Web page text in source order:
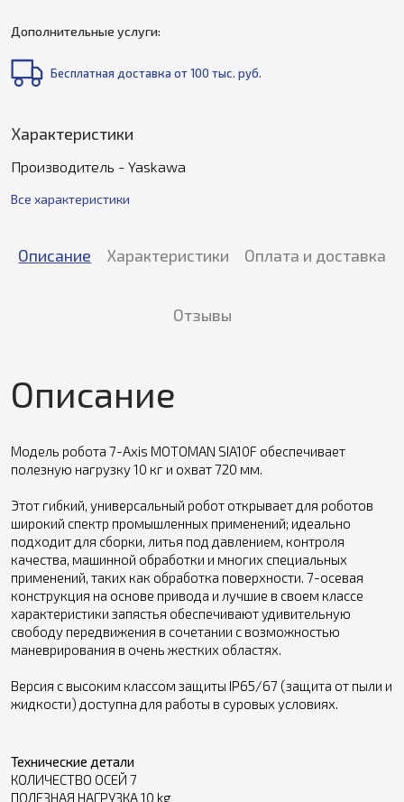
Дополнительные услуги:
Бесплатная доставка от 100 тыс. руб.
Характеристики
Производитель - Yaskawa
Все характеристики
Описание Характеристики Оплата и доставка
Отзывы
Описание
Модель робота 7-Axis MOTOMAN SIA10F обеспечивает
полезную нагрузку 10 кг и охват 720 мм.
Этот гибкий, универсальный робот открывает для роботов
широкий спектр промышленных применений; идеально
подходит для сборки, литья под давлением, контроля
качества, машинной обработки и многих специальных
применений, таких как обработка поверхности. 7-осевая
конструкция на основе привода и лучшие в своем классе
характеристики запястья обеспечивают удивительную
свободу передвижения в сочетании с возможностью
маневрирования в очень жестких областях.
Версия с высоким классом защиты IP65/67 (защита от пыли и
жидкости) доступна для работы в суровых условиях.
Технические детали
КОЛИЧЕСТВО ОСЕЙ 7
ПОЛЕЗНАЯ НАГРУЗКА 10 kg